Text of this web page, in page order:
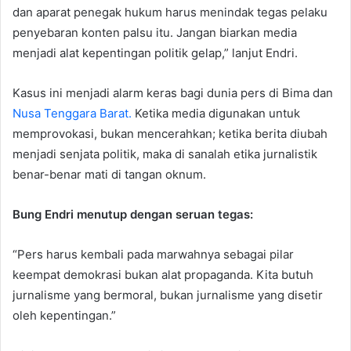
dan aparat penegak hukum harus menindak tegas pelaku
penyebaran konten palsu itu. Jangan biarkan media
menjadi alat kepentingan politik gelap,” lanjut Endri.
Kasus ini menjadi alarm keras bagi dunia pers di Bima dan
Nusa Tenggara Barat. Ketika media digunakan untuk
memprovokasi, bukan mencerahkan; ketika berita diubah
menjadi senjata politik, maka di sanalah etika jurnalistik
benar-benar mati di tangan oknum.
Bung Endri menutup dengan seruan tegas:
“Pers harus kembali pada marwahnya sebagai pilar
keempat demokrasi bukan alat propaganda. Kita butuh
jurnalisme yang bermoral, bukan jurnalisme yang disetir
oleh kepentingan.”